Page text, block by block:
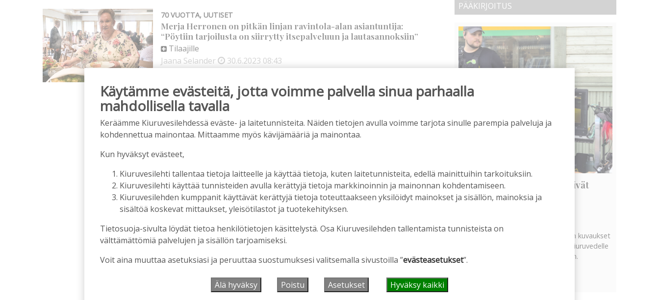
70 VUOTTA, UUTISET
Merja Herronen on pitkän linjan ravintola-alan asiantuntija:
“Pöytiin tarjoilusta on siirrytty itsepalveluun ja lautasannoksiin”
Tilaajille
Jaana Selander
30.6.2023 08:43
PÄÄKIRJOITUS
Vanhat rakennukset näyttivät
arvonsa yllättävällä tavalla
Tekeillä olevan uuden televisiosarjan kuvaukset
ovat tuoneet tervetullutta vipinää Kiuruvedelle
Iskelmäviikon jälkeiseen hiljaisuuteen.
Käytämme evästeitä, jotta voimme palvella sinua parhaalla
mahdollisella tavalla
Keräämme Kiuruvesilehdessä eväste- ja laitetunnisteita. Näiden tietojen avulla voimme tarjota sinulle parempia palveluja ja
kohdennettua mainontaa. Mittaamme myös kävijämääriä ja mainontaa.
Kun hyväksyt evästeet,
Kiuruvesilehti tallentaa tietoja laitteelle ja käyttää tietoja, kuten laitetunnisteita, edellä mainittuihin tarkoituksiin.
Kiuruvesilehti käyttää tunnisteiden avulla kerättyjä tietoja markkinoinnin ja mainonnan kohdentamiseen.
Kiuruvesilehden kumppanit käyttävät kerättyjä tietoja toteuttaakseen yksilöidyt mainokset ja sisällön, mainoksia ja
sisältöä koskevat mittaukset, yleisötilastot ja tuotekehityksen.
Tietosuoja-sivulta löydät tietoa henkilötietojen käsittelystä. Osa Kiuruvesilehden tallentamista tunnisteista on
välttämättömiä palvelujen ja sisällön tarjoamiseksi.
Voit aina muuttaa asetuksiasi ja peruuttaa suostumuksesi valitsemalla sivustoilla ”evästeasetukset”.
Älä hyväksy Poistu Asetukset Hyväksy kaikki